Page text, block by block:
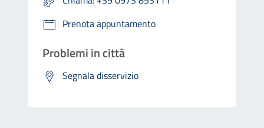
Prenota appuntamento
Problemi in città
Segnala disservizio